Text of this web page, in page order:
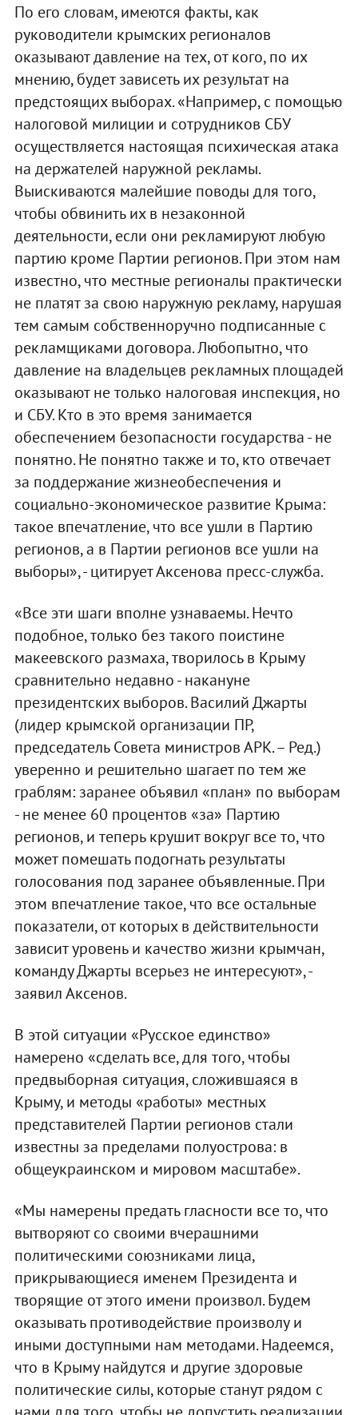
По его словам, имеются факты, как
руководители крымских регионалов
оказывают давление на тех, от кого, по их
мнению, будет зависеть их результат на
предстоящих выборах. «Например, с помощью
налоговой милиции и сотрудников СБУ
осуществляется настоящая психическая атака
на держателей наружной рекламы.
Выискиваются малейшие поводы для того,
чтобы обвинить их в незаконной
деятельности, если они рекламируют любую
партию кроме Партии регионов. При этом нам
известно, что местные регионалы практически
не платят за свою наружную рекламу, нарушая
тем самым собственноручно подписанные с
рекламщиками договора. Любопытно, что
давление на владельцев рекламных площадей
оказывают не только налоговая инспекция, но
и СБУ. Кто в это время занимается
обеспечением безопасности государства - не
понятно. Не понятно также и то, кто отвечает
за поддержание жизнеобеспечения и
социально-экономическое развитие Крыма:
такое впечатление, что все ушли в Партию
регионов, а в Партии регионов все ушли на
выборы», - цитирует Аксенова пресс-служба.
«Все эти шаги вполне узнаваемы. Нечто
подобное, только без такого поистине
макеевского размаха, творилось в Крыму
сравнительно недавно - накануне
президентских выборов. Василий Джарты
(лидер крымской организации ПР,
председатель Совета министров АРК. – Ред.)
уверенно и решительно шагает по тем же
граблям: заранее объявил «план» по выборам
- не менее 60 процентов «за» Партию
регионов, и теперь крушит вокруг все то, что
может помешать подогнать результаты
голосования под заранее объявленные. При
этом впечатление такое, что все остальные
показатели, от которых в действительности
зависит уровень и качество жизни крымчан,
команду Джарты всерьез не интересуют», -
заявил Аксенов.
В этой ситуации «Русское единство»
намерено «сделать все, для того, чтобы
предвыборная ситуация, сложившаяся в
Крыму, и методы «работы» местных
представителей Партии регионов стали
известны за пределами полуострова: в
общеукраинском и мировом масштабе».
«Мы намерены предать гласности все то, что
вытворяют со своими вчерашними
политическими союзниками лица,
прикрывающиеся именем Президента и
творящие от этого имени произвол. Будем
оказывать противодействие произволу и
иными доступными нам методами. Надеемся,
что в Крыму найдутся и другие здоровые
политические силы, которые станут рядом с